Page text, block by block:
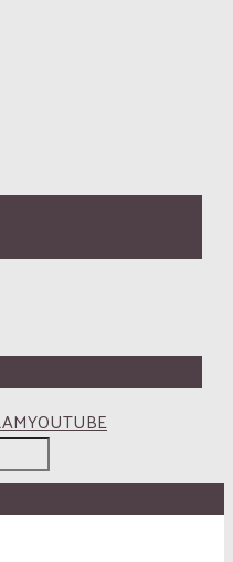
YOUTUBE